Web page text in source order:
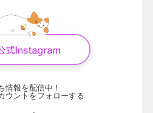
情報を配信中！
ウントをフォローする